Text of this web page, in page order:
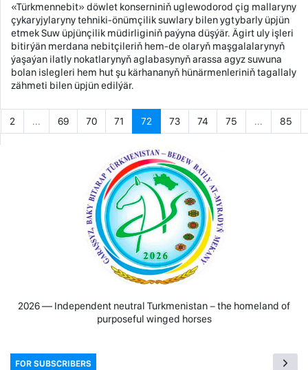
«Türkmennebit» döwlet konserniniň uglewodorod çig mallaryny
çykaryjylaryny tehniki-önümçilik suwlary bilen ygtybarly üpjün
etmek Suw üpjünçilik müdirliginiň paýyna düşýär. Ägirt uly işleri
bitirýän merdana nebitçileriň hem-de olaryň maşgalalarynyň
ýaşaýan ilatly nokatlarynyň aglabasynyň arassa agyz suwuna
bolan islegleri hem hut şu kärhananyň hünärmenleriniň tagallaly
zähmeti bilen üpjün edilýär.
2 ... 69 70 71 72 73 74 75 ... 85
2026 — Independent neutral Turkmenistan − the homeland of
purposeful winged horses
FOR SUBSCRIBERS